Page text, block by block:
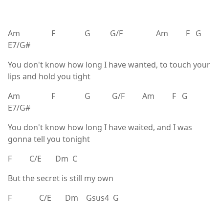
Am F G G/F Am F G
E7/G#
You don't know how long I have wanted, to touch your
lips and hold you tight
Am F G G/F Am F G
E7/G#
You don't know how long I have waited, and I was
gonna tell you tonight
F C/E Dm C
But the secret is still my own
F C/E Dm Gsus4 G